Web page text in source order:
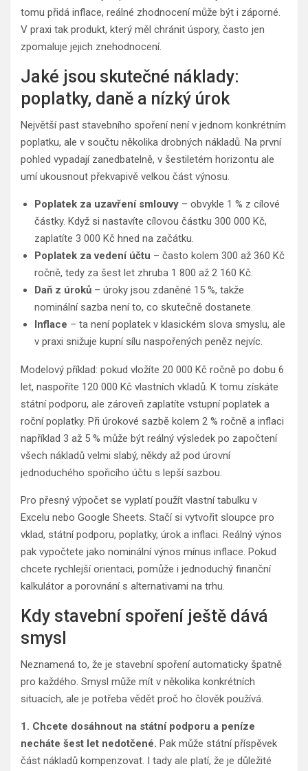
tomu přidá inflace, reálné zhodnocení může být i záporné.
V praxi tak produkt, který měl chránit úspory, často jen
zpomaluje jejich znehodnocení.
Jaké jsou skutečné náklady:
poplatky, daně a nízký úrok
Největší past stavebního spoření není v jednom konkrétním
poplatku, ale v součtu několika drobných nákladů. Na první
pohled vypadají zanedbatelně, v šestiletém horizontu ale
umí ukousnout překvapivě velkou část výnosu.
Poplatek za uzavření smlouvy – obvykle 1 % z cílové
částky. Když si nastavíte cílovou částku 300 000 Kč,
zaplatíte 3 000 Kč hned na začátku.
Poplatek za vedení účtu – často kolem 300 až 360 Kč
ročně, tedy za šest let zhruba 1 800 až 2 160 Kč.
Daň z úroků – úroky jsou zdaněné 15 %, takže
nominální sazba není to, co skutečně dostanete.
Inflace – ta není poplatek v klasickém slova smyslu, ale
v praxi snižuje kupní sílu naspořených peněz nejvíc.
Modelový příklad: pokud vložíte 20 000 Kč ročně po dobu 6
let, naspoříte 120 000 Kč vlastních vkladů. K tomu získáte
státní podporu, ale zároveň zaplatíte vstupní poplatek a
roční poplatky. Při úrokové sazbě kolem 2 % ročně a inflaci
například 3 až 5 % může být reálný výsledek po započtení
všech nákladů velmi slabý, někdy až pod úrovní
jednoduchého spořicího účtu s lepší sazbou.
Pro přesný výpočet se vyplatí použít vlastní tabulku v
Excelu nebo Google Sheets. Stačí si vytvořit sloupce pro
vklad, státní podporu, poplatky, úrok a inflaci. Reálný výnos
pak vypočtete jako nominální výnos mínus inflace. Pokud
chcete rychlejší orientaci, pomůže i jednoduchý finanční
kalkulátor a porovnání s alternativami na trhu.
Kdy stavební spoření ještě dává
smysl
Neznamená to, že je stavební spoření automaticky špatně
pro každého. Smysl může mít v několika konkrétních
situacích, ale je potřeba vědět proč ho člověk používá.
1. Chcete dosáhnout na státní podporu a peníze
necháte šest let nedotčené. Pak může státní příspěvek
část nákladů kompenzovat. I tady ale platí, že je důležité